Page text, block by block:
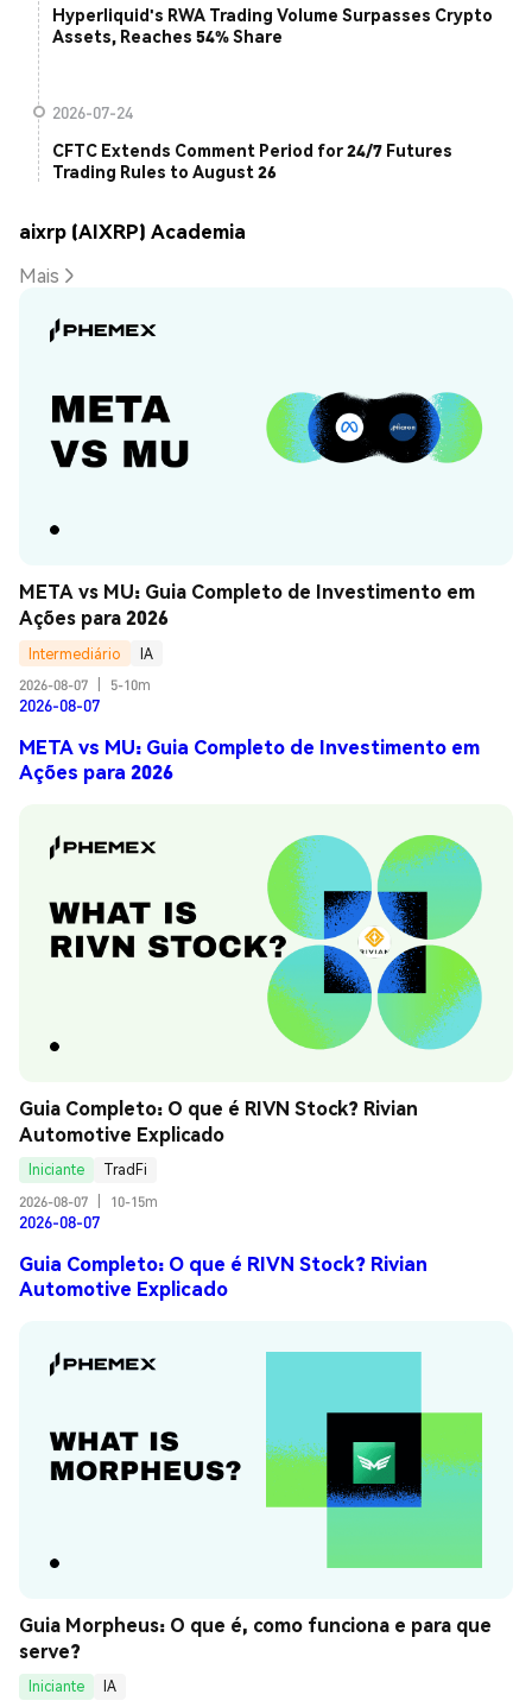
Hyperliquid's RWA Trading Volume Surpasses Crypto
Assets, Reaches 54% Share
2026-07-24
CFTC Extends Comment Period for 24/7 Futures
Trading Rules to August 26
aixrp (AIXRP) Academia
Mais
META vs MU: Guia Completo de Investimento em
Ações para 2026
Intermediário
IA
2026-08-07
5-10m
2026-08-07
META vs MU: Guia Completo de Investimento em
Ações para 2026
Guia Completo: O que é RIVN Stock? Rivian
Automotive Explicado
Iniciante
TradFi
2026-08-07
10-15m
2026-08-07
Guia Completo: O que é RIVN Stock? Rivian
Automotive Explicado
Guia Morpheus: O que é, como funciona e para que
serve?
Iniciante
IA